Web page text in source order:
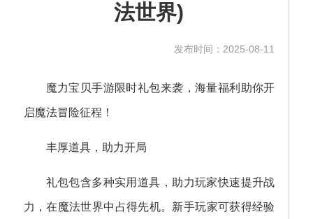
法世界)
发布时间：2025-08-11
魔力宝贝手游限时礼包来袭，海量福利助你开
启魔法冒险征程！
丰厚道具，助力开局
礼包包含多种实用道具，助力玩家快速提升战
力，在魔法世界中占得先机。新手玩家可获得经验